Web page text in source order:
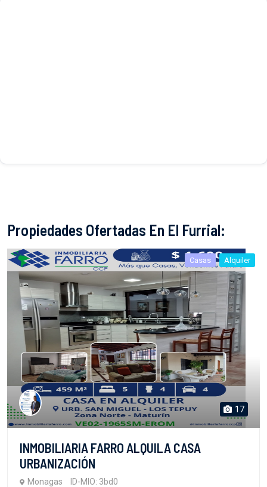
Propiedades Ofertadas En El Furrial:
Casas Alquiler
17
INMOBILIARIA FARRO ALQUILA CASA
URBANIZACIÓN
Monagas ID-MIO: 3bd0